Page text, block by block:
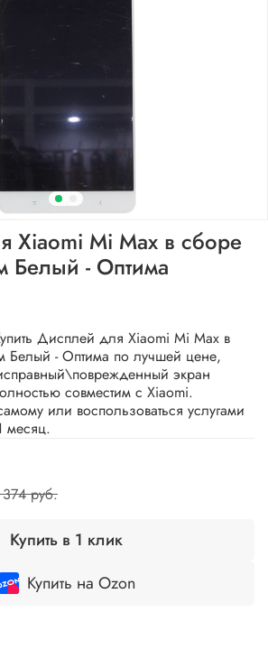
Xiaomi Mi Max в сборе
Белый - Оптима
руб.
Купить в 1 клик
Купить на Ozon
Дисплей для Xiaomi Mi Max в
Белый - Оптима по лучшей цене,
экран
совместим с Xiaomi.
или воспользоваться услугами
месяц.